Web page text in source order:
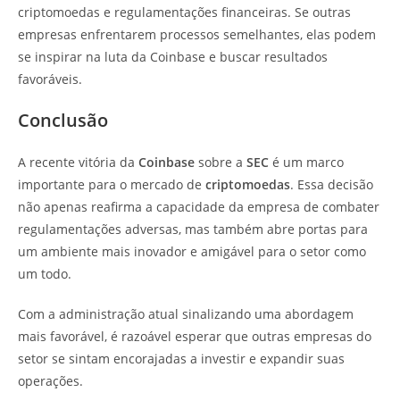
criptomoedas e regulamentações financeiras. Se outras
empresas enfrentarem processos semelhantes, elas podem
se inspirar na luta da Coinbase e buscar resultados
favoráveis.
Conclusão
A recente vitória da Coinbase sobre a SEC é um marco
importante para o mercado de criptomoedas. Essa decisão
não apenas reafirma a capacidade da empresa de combater
regulamentações adversas, mas também abre portas para
um ambiente mais inovador e amigável para o setor como
um todo.
Com a administração atual sinalizando uma abordagem
mais favorável, é razoável esperar que outras empresas do
setor se sintam encorajadas a investir e expandir suas
operações.